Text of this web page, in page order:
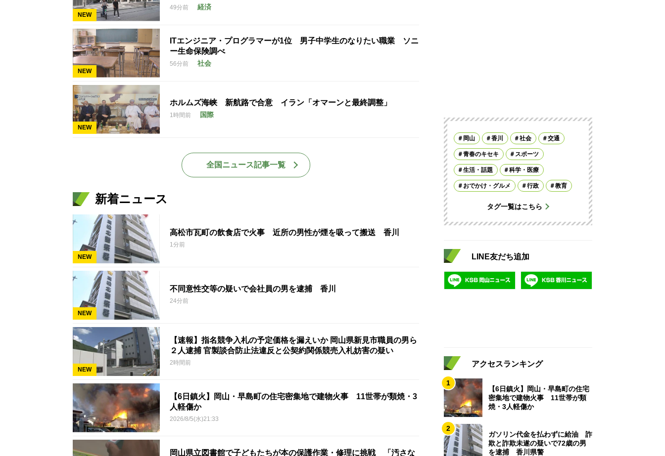
NEW
49分前 経済
NEW
ITエンジニア・プログラマーが1位 男子中学生のなりたい職業 ソニ
ー生命保険調べ
56分前 社会
NEW
ホルムズ海峡 新航路で合意 イラン「オマーンと最終調整」
1時間前 国際
全国ニュース記事一覧
新着ニュース
NEW
高松市瓦町の飲食店で火事 近所の男性が煙を吸って搬送 香川
1分前
NEW
不同意性交等の疑いで会社員の男を逮捕 香川
24分前
NEW
【速報】指名競争入札の予定価格を漏えいか 岡山県新見市職員の男ら
２人逮捕 官製談合防止法違反と公契約関係競売入札妨害の疑い
2時間前
【6日鎮火】岡山・早島町の住宅密集地で建物火事 11世帯が類焼・3
人軽傷か
2026/8/5(水)21:33
岡山県立図書館で子どもたちが本の保護作業・修理に挑戦 「汚さな
岡山 香川 社会 交通
青春のキセキ スポーツ
生活・話題 科学・医療
おでかけ・グルメ 行政 教育
タグ一覧はこちら
LINE友だち追加
アクセスランキング
1
【6日鎮火】岡山・早島町の住宅
密集地で建物火事 11世帯が類
焼・3人軽傷か
2
ガソリン代金を払わずに給油 詐
欺と詐欺未遂の疑いで72歳の男
を逮捕 香川県警